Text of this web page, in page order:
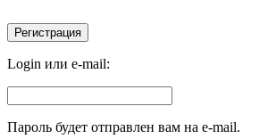
Login или e-mail:
Пароль будет отправлен вам на e-mail.